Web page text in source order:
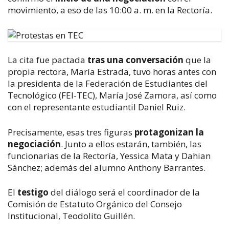
movimiento, a eso de las 10:00 a. m. en la Rectoría.
La cita fue pactada tras una conversación que la
propia rectora, María Estrada, tuvo horas antes con
la presidenta de la Federación de Estudiantes del
Tecnológico (FEI-TEC), María José Zamora, así como
con el representante estudiantil Daniel Ruiz.
Precisamente, esas tres figuras protagonizan la
negociación. Junto a ellos estarán, también, las
funcionarias de la Rectoría, Yessica Mata y Dahian
Sánchez; además del alumno Anthony Barrantes.
El testigo del diálogo será el coordinador de la
Comisión de Estatuto Orgánico del Consejo
Institucional, Teodolito Guillén.